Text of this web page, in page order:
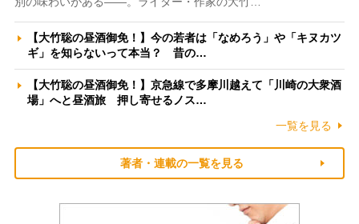
【大竹聡の昼酒御免！】今の若者は「なめろう」や「キヌカツ
ギ」を知らないって本当？ 昔の…
【大竹聡の昼酒御免！】京急線で多摩川越えて「川崎の大衆酒
場」へと昼酒旅 押し寄せるノス…
一覧を見る
著者・連載の一覧を見る